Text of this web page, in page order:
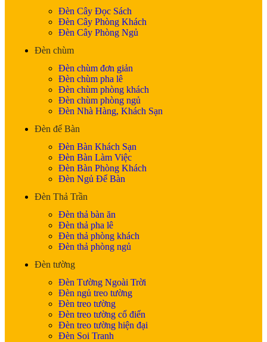
Đèn Cây Đọc Sách
Đèn Cây Phòng Khách
Đèn Cây Phòng Ngủ
Đèn chùm
Đèn chùm đơn giản
Đèn chùm pha lê
Đèn chùm phòng khách
Đèn chùm phòng ngủ
Đèn Nhà Hàng, Khách Sạn
Đèn để Bàn
Đèn Bàn Khách Sạn
Đèn Bàn Làm Việc
Đèn Bàn Phòng Khách
Đèn Ngủ Để Bàn
Đèn Thả Trần
Đèn thả bàn ăn
Đèn thả pha lê
Đèn thả phòng khách
Đèn thả phòng ngủ
Đèn tường
Đèn Tường Ngoài Trời
Đèn ngủ treo tường
Đèn treo tường
Đèn treo tường cổ điển
Đèn treo tường hiện đại
Đèn Soi Tranh